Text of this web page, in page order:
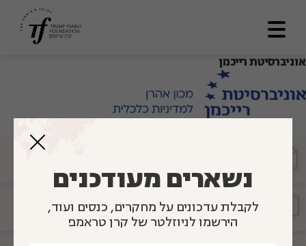
נשארים מעודכנים
לקבלת עדכונים על מחקרים, כנסים ועוד,
הירשמו לניוזלטר של קרן טראמפ
אודותינו
לוח תוצאות
אוניברסיטת רייכמן
הגיע זמןחינוך